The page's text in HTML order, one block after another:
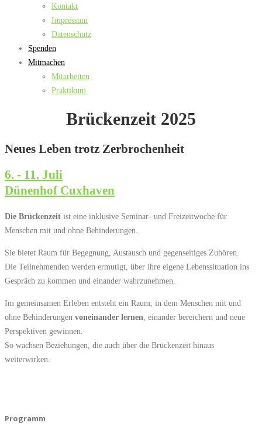
Kontakt
Impressum
Datenschutz
Spenden
Mitmachen
Mitarbeiten
Praktikum
Brückenzeit 2025
Neues Leben trotz Zerbrochenheit
6. - 11. Juli
Dünenhof Cuxhaven
Die Brückenzeit ist eine inklusive Seminar- und Freizeitwoche für
Menschen mit und ohne Behinderungen.
Sie bietet Raum für Begegnung, Austausch und gegenseitiges Zuhören.
Die Teilnehmenden werden ermutigt, über ihre eigene Lebenssituation ins
Gespräch zu kommen und einander wahrzunehmen.
Im gemeinsamen Erleben entsteht ein Raum, in dem Menschen mit und
ohne Behinderungen voneinander lernen, einander bereichern und neue
Perspektiven gewinnen.
So wachsen Beziehungen, die auch über die Brückenzeit hinaus
weiterwirken.
Programm